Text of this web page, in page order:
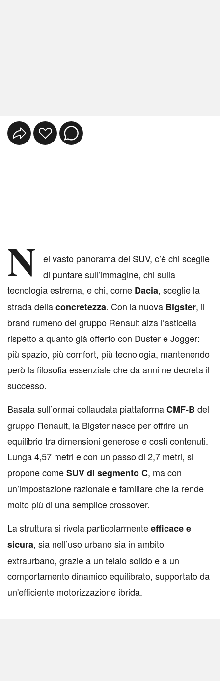
N
el vasto panorama dei SUV, c’è chi sceglie
di puntare sull’immagine, chi sulla
tecnologia estrema, e chi, come Dacia, sceglie la
strada dellaconcretezza. Con la nuova Bigster, il
brand rumeno del gruppo Renault alza l’asticella
rispetto a quanto già offerto con Duster e Jogger:
più spazio, più comfort, più tecnologia, mantenendo
però la filosofia essenziale che da anni ne decreta il
successo.
Basata sull’ormai collaudata piattaformaCMF-B del
gruppo Renault, la Bigster nasce per offrire un
equilibrio tra dimensioni generose e costi contenuti.
Lunga 4,57 metri e con un passo di 2,7 metri, si
propone comeSUV di segmento C, ma con
un’impostazione razionale e familiare che la rende
molto più di una semplice crossover.
La struttura si rivela particolarmenteefficace e
sicura, sia nell’uso urbano sia in ambito
extraurbano, grazie a un telaio solido e a un
comportamento dinamico equilibrato, supportato da
un'efficiente motorizzazione ibrida.